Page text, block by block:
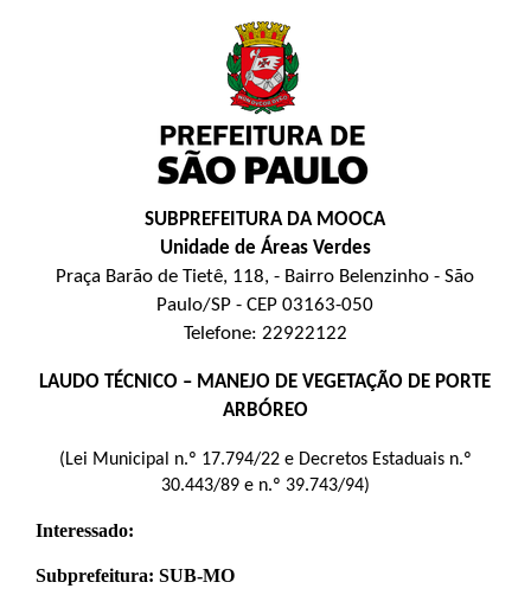
SUBPREFEITURA DA MOOCA
Unidade de Áreas Verdes
Praça Barão de Tietê, 118, - Bairro Belenzinho - São
Paulo/SP - CEP 03163-050
Telefone: 22922122
LAUDO TÉCNICO – MANEJO DE VEGETAÇÃO DE PORTE
ARBÓREO
(Lei Municipal n.º 17.794/22 e Decretos Estaduais n.º
30.443/89 e n.º 39.743/94)
Interessado:
Subprefeitura: SUB-MO